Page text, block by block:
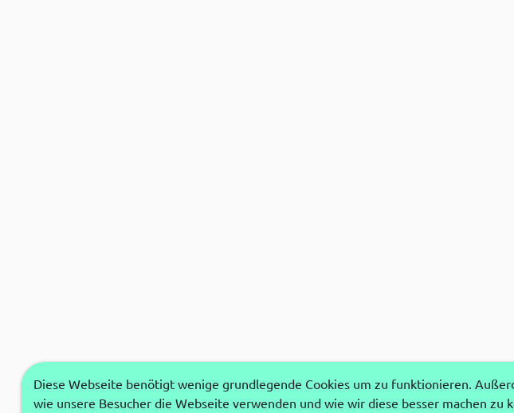
Diese Webseite benötigt wenige grundlegende Cookies um zu funktionieren.
wie unsere Besucher die Webseite verwenden und wie wir diese besser machen